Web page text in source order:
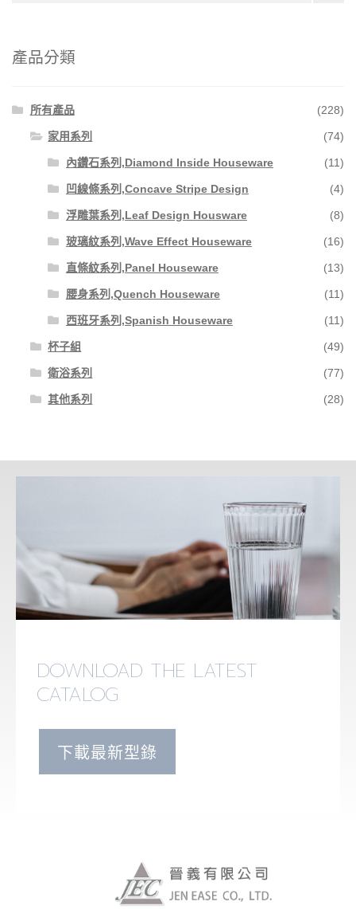
產品分類
所有產品 (228)
家用系列 (74)
內鑽石系列,Diamond Inside Houseware (11)
凹線條系列,Concave Stripe Design (4)
浮雕葉系列,Leaf Design Housware (8)
玻璃紋系列,Wave Effect Houseware (16)
直條紋系列,Panel Houseware (13)
腰身系列,Quench Houseware (11)
西班牙系列,Spanish Houseware (11)
杯子組 (49)
衛浴系列 (77)
其他系列 (28)
DOWNLOAD THE LATEST
CATALOG
下載最新型錄